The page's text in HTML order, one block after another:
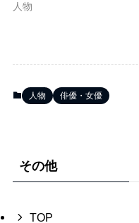
人物
人物 俳優・女優
その他
TOP